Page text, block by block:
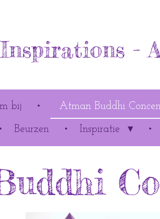
-
bij Atman Buddhi
Beurzen Inspiratie